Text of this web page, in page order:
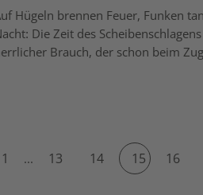
Hügeln brennen Feuer, Funken
Die Zeit des
Brauch, der schon beim
1 ... 13 14 15 16